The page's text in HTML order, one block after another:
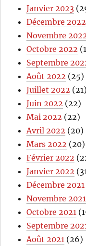
Janvier 2023
Décembre 2022
Novembre
Octobre 2022
Septembre
Août 2022 (25)
Juillet 2022 (21)
Juin 2022 (22)
Mai 2022 (22)
Avril 2022 (20)
Mars 2022 (20)
Février 2022
Janvier 2022
Décembre 2021
Novembre 2021
Octobre 2021
Septembre
Août 2021 (26)